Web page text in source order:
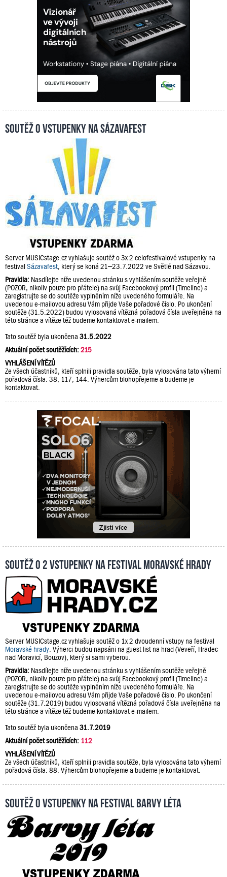
Soutěž o vstupenky na Sázavafest
Server MUSICstage.cz vyhlašuje soutěž o 3x 2 celofestivalové vstupenky na
festivalSázavafest, který se koná 21–23.7.2022 ve Světlé nad Sázavou.
Pravidla: Nasdílejte níže uvedenou stránku s vyhlášením soutěže veřejně
(POZOR, nikoliv pouze pro přátele) na svůj Facebookový profil (Timeline) a
zaregistrujte se do soutěže vyplněním níže uvedeného formuláře. Na
uvedenou e-mailovou adresu Vám přijde Vaše pořadové číslo. Po ukončení
soutěže (31.5.2022) budou vylosovaná vítězná pořadová čísla uveřejněna na
této stránce a vítěze též budeme kontaktovat e-mailem.
Tato soutěž byla ukončena 31.5.2022
Aktuální počet soutěžících:215
VYHLÁŠENÍ VÍTĚZŮ
Ze všech účastníků, kteří splnili pravidla soutěže, byla vylosována tato výherní
pořadová čísla: 38, 117, 144. Výhercům blohopřejeme a budeme je
kontaktovat.
Soutěž o 2 vstupenky na festival Moravské hrady
Server MUSICstage.cz vyhlašuje soutěž o 1x 2 dvoudenní vstupy na festival
Moravské hrady . Výherci budou napsáni na guest list na hrad (Veveří, Hradec
nad Moravicí, Bouzov), který si sami vyberou.
Pravidla: Nasdílejte níže uvedenou stránku s vyhlášením soutěže veřejně
(POZOR, nikoliv pouze pro přátele) na svůj Facebookový profil (Timeline) a
zaregistrujte se do soutěže vyplněním níže uvedeného formuláře. Na
uvedenou e-mailovou adresu Vám přijde Vaše pořadové číslo. Po ukončení
soutěže (31.7.2019) budou vylosovaná vítězná pořadová čísla uveřejněna na
této stránce a vítěze též budeme kontaktovat e-mailem.
Tato soutěž byla ukončena 31.7.2019
Aktuální počet soutěžících: 112
VYHLÁŠENÍ VÍTĚZŮ
Ze všech účastníků, kteří splnili pravidla soutěže, byla vylosována tato výherní
pořadová čísla: 88. Výhercům blohopřejeme a budeme je kontaktovat.
Soutěž o vstupenky na festival Barvy léta